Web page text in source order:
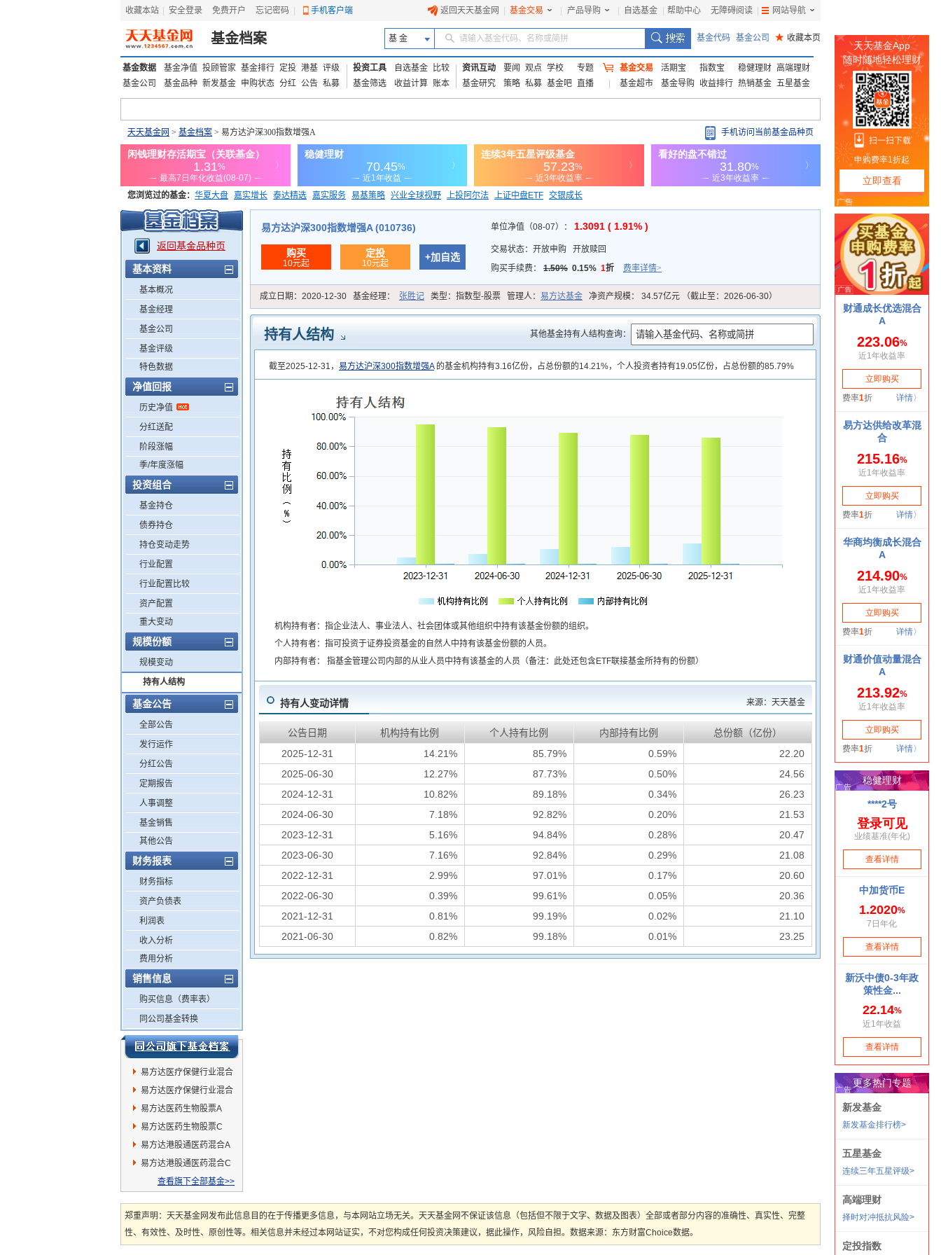
收藏本站 安全登录 免费开户 忘记密码 手机客户端 返回天天基金网 基金交易 产品导购 自选基金 帮助中心 无障碍阅读 网站导航
基金档案 基 金 请输入基金代码、名称或简拼 基金代码 基金公司 ★ 收藏本页
基金数据 基金净值 投顾管家 基金排行 定投 港基 评级
基金公司
基金品种 新发基金 申购状态 分红 公告 私募
投资工具 自选基金
比较
基金筛选
收益计算 账本
资讯互动 要闻 观点 学校
专题
基金研究
策略 私募 基金吧 直播
基金交易 活期宝 指数宝 稳健理财 高端理财
基金超市
基金导购 收益排行 热销基金 五星基金
天天基金网 > 基金档案 > 易方达沪深300指数增强A 手机访问当前基金品种页
您浏览过的基金： 华夏大盘 嘉实增长 泰达精选 嘉实服务 易基策略 兴业全球视野 上投阿尔法 上证中盘ETF 交银成长
添富优势 华安宏利 上证180价值ETF
返回基金品种页
基本资料
基本概况
基金经理
基金公司
基金评级
特色数据
净值回报
历史净值
分红送配
阶段涨幅
季/年度涨幅
投资组合
基金持仓
债券持仓
持仓变动走势
行业配置
行业配置比较
资产配置
重大变动
规模份额
规模变动
持有人结构
基金公告
全部公告
发行运作
分红公告
定期报告
人事调整
基金销售
其他公告
财务报表
财务指标
资产负债表
利润表
收入分析
费用分析
销售信息
购买信息（费率表）
同公司基金转换
易方达医疗保健行业混合
C
易方达医疗保健行业混合
A
易方达医药生物股票A
易方达医药生物股票C
易方达港股通医药混合A
易方达港股通医药混合C
查看旗下全部基金>>
易方达沪深300指数增强A (010736)
购买
10元起
定投
10元起
+加自选
单位净值（08-07）： 1.3091 ( 1.91% )
交易状态： 开放申购
开放赎回
购买手续费： 1.50% 0.15% 1折 费率详情>
成立日期： 2020-12-30 基金经理： 张胜记 类型： 指数型-股票 管理人： 易方达基金 净资产规模： 34.57亿元 （截止至：2026-06-30）
持有人结构 其他基金持有人结构查询：
截至2025-12-31， 易方达沪深300指数增强A的基金机构持有3.16亿份，占总份额的14.21%，个人投资者持有19.05亿份，占总份额的85.79%
机构持有者：指企业法人、事业法人、社会团体或其他组织中持有该基金份额的组织。
个人持有者：指可投资于证券投资基金的自然人中持有该基金份额的人员。
内部持有者： 指基金管理公司内部的从业人员中持有该基金的人员（备注：此处还包含ETF联接基金所持有的份额）
持有人变动详情 来源：天天基金
公告日期 机构持有比例 个人持有比例 内部持有比例
总份额（亿份）
2025-12-31
14.21% 85.79% 0.59%
22.20
2025-06-30
12.27% 87.73% 0.50%
24.56
2024-12-31
10.82% 89.18% 0.34%
26.23
2024-06-30
7.18% 92.82% 0.20%
21.53
2023-12-31
5.16% 94.84% 0.28%
20.47
2023-06-30
7.16% 92.84% 0.29%
21.08
2022-12-31
2.99% 97.01% 0.17%
20.60
2022-06-30
0.39% 99.61% 0.05%
20.36
2021-12-31
0.81% 99.19% 0.02%
21.10
2021-06-30
0.82% 99.18% 0.01% 23.25
郑重声明：天天基金网发布此信息目的在于传播更多信息，与本网站立场无关。天天基金网不保证该信息（包括但不限于文字、数据及图表）全部或者部分内容的准确性、真实性、完整
性、有效性、及时性、原创性等。相关信息并未经过本网站证实，不对您构成任何投资决策建议，据此操作，风险自担。数据来源：东方财富Choice数据。